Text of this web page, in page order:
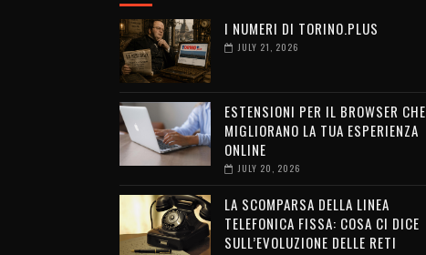
I NUMERI DI TORINO.PLUS
JULY 21, 2026
ESTENSIONI PER IL BROWSER CHE
MIGLIORANO LA TUA ESPERIENZA
ONLINE
JULY 20, 2026
LA SCOMPARSA DELLA LINEA
TELEFONICA FISSA: COSA CI DICE
SULL’EVOLUZIONE DELLE RETI